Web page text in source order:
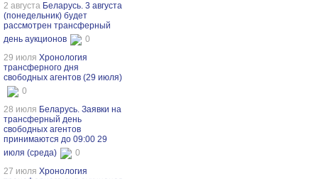
2 августа Беларусь. 3 августа
(понедельник) будет
рассмотрен трансферный
день аукционов
0
29 июля Хронология
трансферного дня
свободных агентов (29 июля)
0
28 июля Беларусь. Заявки на
трансферный день
свободных агентов
принимаются до 09:00 29
июля (среда)
0
27 июля Хронология